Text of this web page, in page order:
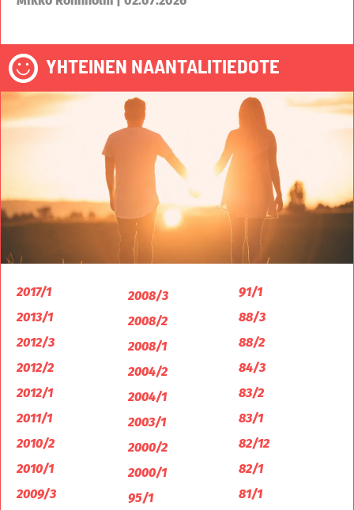
YHTEINEN NAANTALITIEDOTE
2017/1
2013/1
2012/3
2012/2
2012/1
2011/1
2010/2
2010/1
2009/3
2008/3
2008/2
2008/1
2004/2
2004/1
2003/1
2000/2
2000/1
95/1
91/1
88/3
88/2
84/3
83/2
83/1
82/12
82/1
81/1